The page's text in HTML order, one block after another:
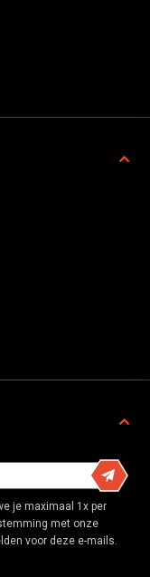
je maximaal 1x per
met onze
voor deze e-mails.